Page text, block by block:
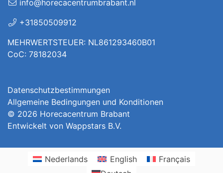
info@horecacentrumbrabant.nl
+31850509912
MEHRWERTSTEUER: NL861293460B01
CoC: 78182034
Datenschutzbestimmungen
Allgemeine Bedingungen und Konditionen
© 2026 Horecacentrum Brabant
Entwickelt von Wappstars B.V.
Nederlands English
Français